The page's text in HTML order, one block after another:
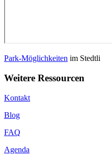
Park-Möglichkeiten im Stedtli
Weitere Ressourcen
Kontakt
Blog
FAQ
Agenda